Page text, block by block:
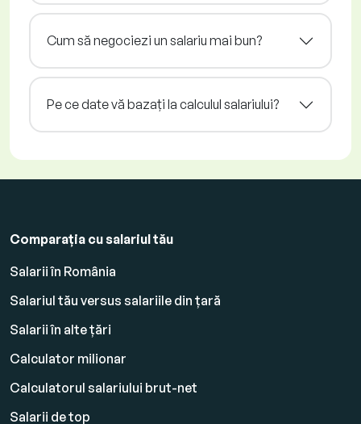
Cum să negociezi un salariu mai bun?
Pe ce date vă bazați la calculul salariului?
Comparația cu salariul tău
Salarii în România
Salariul tău versus salariile din țară
Salarii în alte țări
Calculator milionar
Calculatorul salariului brut-net
Salarii de top